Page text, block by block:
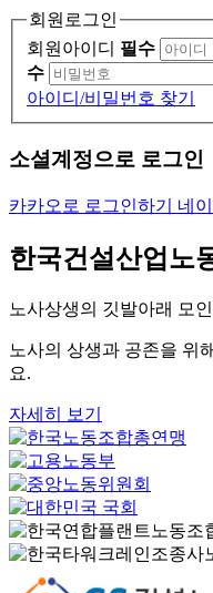
회원로그인
회원아이디 필수
수
아이디/비밀번호 찾기
소셜계정으로 로그인
카카오로 로그인하기 네
한국건설산업노
노사상생의 깃발아래 모
노사의 상생과 공존을 위
요.
자세히 보기